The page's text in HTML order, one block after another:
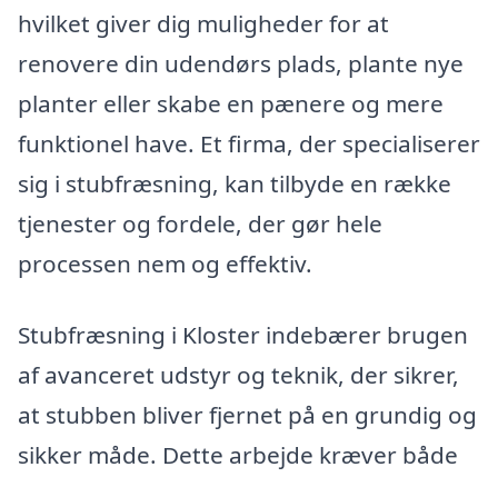
hvilket giver dig muligheder for at
renovere din udendørs plads, plante nye
planter eller skabe en pænere og mere
funktionel have. Et firma, der specialiserer
sig i stubfræsning, kan tilbyde en række
tjenester og fordele, der gør hele
processen nem og effektiv.
Stubfræsning i Kloster indebærer brugen
af avanceret udstyr og teknik, der sikrer,
at stubben bliver fjernet på en grundig og
sikker måde. Dette arbejde kræver både